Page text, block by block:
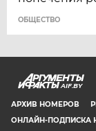
ОБЩЕСТВО
AIF.BY
АРХИВ НОМЕРОВ
ОНЛАЙН-ПОДПИСКА